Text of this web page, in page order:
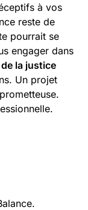
à vos
reste de
pourrait se
engager dans
la justice
Un projet